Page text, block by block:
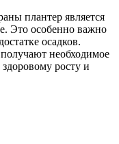
плантер является
Это особенно важно
осадков.
необходимое
здоровому росту и